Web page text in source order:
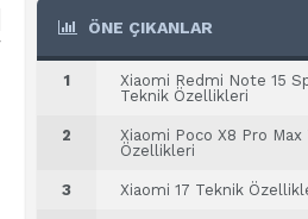
ÖNE ÇIKANLAR
1
Xiaomi Redmi Note 15
Teknik Özellikleri
2
Xiaomi Poco X8 Pro Max
Özellikleri
3 Xiaomi 17 Teknik